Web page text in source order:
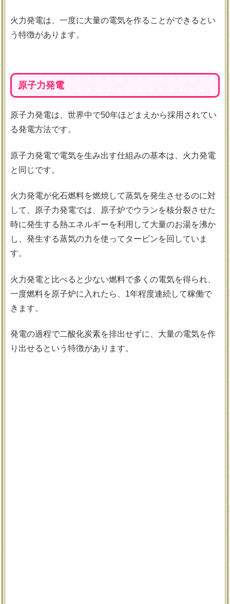
火力発電は、一度に大量の電気を作ることができるとい
う特徴があります。
原子力発電
原子力発電は、世界中で50年ほどまえから採用されてい
る発電方法です。
原子力発電で電気を生み出す仕組みの基本は、火力発電
と同じです。
火力発電が化石燃料を燃焼して蒸気を発生させるのに対
して、原子力発電では、原子炉でウランを核分裂させた
時に発生する熱エネルギーを利用して大量のお湯を沸か
し、発生する蒸気の力を使ってタービンを回していま
す。
火力発電と比べると少ない燃料で多くの電気を得られ、
一度燃料を原子炉に入れたら、1年程度連続して稼働で
きます。
発電の過程で二酸化炭素を排出せずに、大量の電気を作
り出せるという特徴があります。